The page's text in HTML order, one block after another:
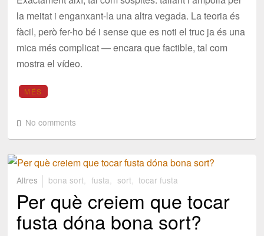
la meitat i enganxant-la una altra vegada. La teoria és
fàcil, però fer-ho bé i sense que es noti el truc ja és una
mica més complicat — encara que factible, tal com
mostra el vídeo.
MÉS
No comments
Altres bona sort fusta sort, tocar fusta
Per què creiem que tocar
fusta dóna bona sort?